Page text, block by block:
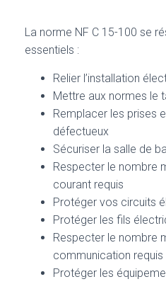
La norme NF C 15-100 se
essentiels :
Relier l’installation
Mettre aux normes le
Remplacer les prises
défectueux
Sécuriser la salle de
Respecter le nombre
courant requis
Protéger vos circuits
Protéger les fils
Respecter le nombre
communication requis
Protéger les